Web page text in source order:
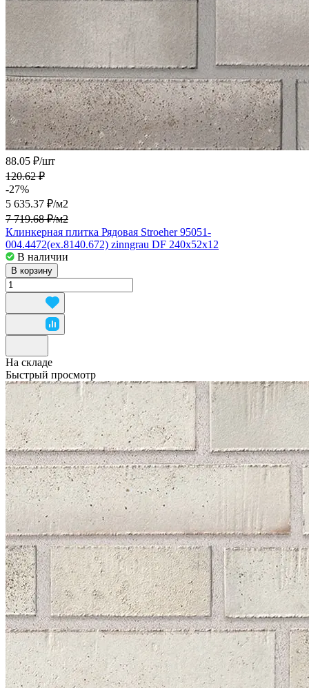
88.05 ₽/шт
120.62 ₽
-27%
5 635.37 ₽/м2
7 719.68 ₽/м2
Клинкерная плитка Рядовая Stroeher 95051-
004.4472(ex.8140.672) zinngrau DF 240x52x12
В наличии
В корзину
На складе
Быстрый просмотр